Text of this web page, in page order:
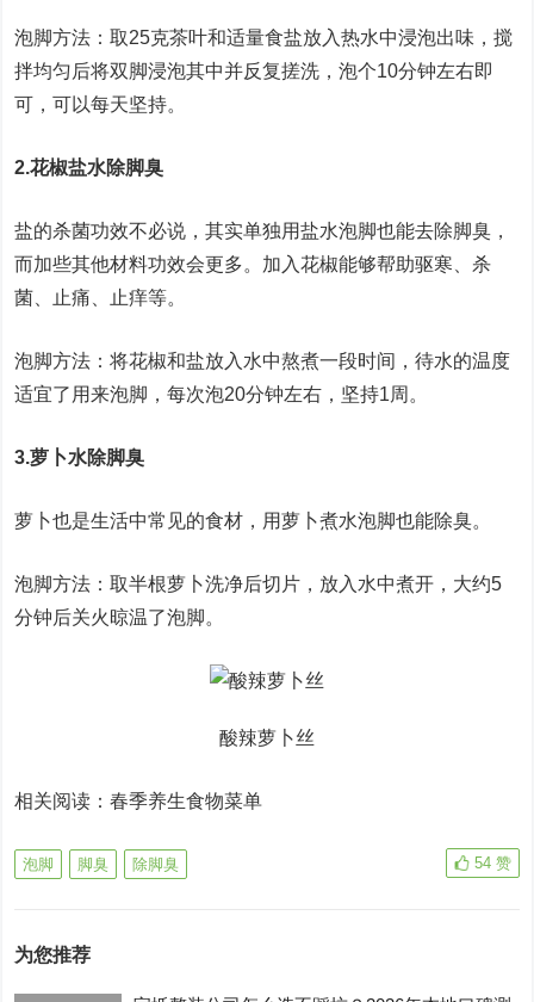
泡脚方法：取25克茶叶和适量食盐放入热水中浸泡出味，搅
拌均匀后将双脚浸泡其中并反复搓洗，泡个10分钟左右即
可，可以每天坚持。
2.花椒盐水除脚臭
盐的杀菌功效不必说，其实单独用盐水泡脚也能去除脚臭，
而加些其他材料功效会更多。加入花椒能够帮助驱寒、杀
菌、止痛、止痒等。
泡脚方法：将花椒和盐放入水中熬煮一段时间，待水的温度
适宜了用来泡脚，每次泡20分钟左右，坚持1周。
3.萝卜水除脚臭
萝卜也是生活中常见的食材，用萝卜煮水泡脚也能除臭。
泡脚方法：取半根萝卜洗净后切片，放入水中煮开，大约5
分钟后关火晾温了泡脚。
酸辣萝卜丝
相关阅读：春季养生食物菜单
泡脚 脚臭 除脚臭 54 赞
为您推荐